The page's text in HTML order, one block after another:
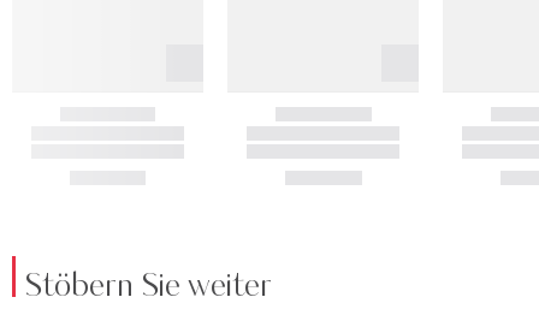
Stöbern Sie weiter